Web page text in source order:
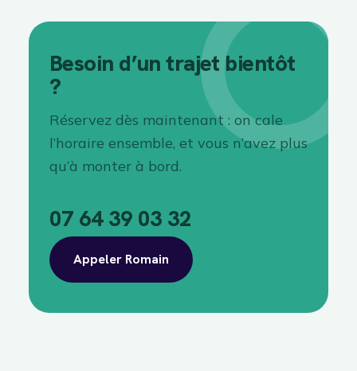
Besoin d’un trajet bientôt
?
Réservez dès maintenant : on cale
l’horaire ensemble, et vous n’avez plus
qu’à monter à bord.
07 64 39 03 32
Appeler Romain